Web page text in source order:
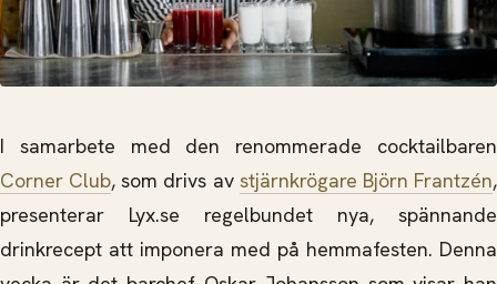
I samarbete med den renommerade cocktailbaren
Corner Club, som drivs av stjärnkrögare Björn Frantzén,
presenterar Lyx.se regelbundet nya, spännande
drinkrecept att imponera med på hemmafesten. Denna